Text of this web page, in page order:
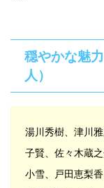
穏やかな魅
人）
湯川秀樹、津川
子賢、佐々木蔵
小雪、戸田恵梨